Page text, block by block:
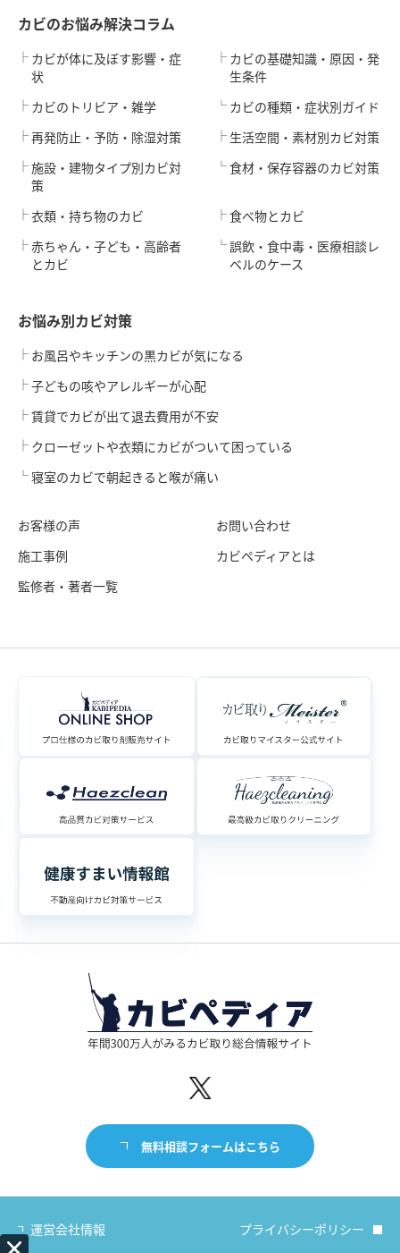
カビのお悩み解決コラム
カビが体に及ぼす影響・症
状
カビのトリビア・雑学
カビの基礎知識・原因・発
生条件
カビの種類・症状別ガイド
再発防止・予防・除湿対策
施設・建物タイプ別カビ対
策
生活空間・素材別カビ対策
食材・保存容器のカビ対策
衣類・持ち物のカビ
赤ちゃん・子ども・高齢者
とカビ
食べ物とカビ
誤飲・食中毒・医療相談レ
ベルのケース
お悩み別カビ対策
お風呂やキッチンの黒カビが気になる
子どもの咳やアレルギーが心配
賃貸でカビが出て退去費用が不安
クローゼットや衣類にカビがついて困っている
寝室のカビで朝起きると喉が痛い
お客様の声
施工事例
監修者・著者一覧
お問い合わせ
カビペディアとは
無料相談フォームはこちら
運営会社情報 プライバシーポリシー